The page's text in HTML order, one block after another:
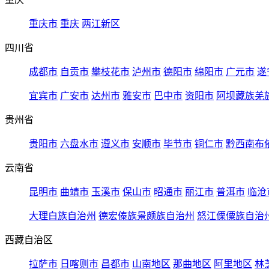
重庆市 重庆 两江新区
四川省
成都市 自贡市 攀枝花市 泸州市 德阳市 绵阳市 广元市 遂
宜宾市 广安市 达州市 雅安市 巴中市 资阳市 阿坝藏族羌
贵州省
贵阳市 六盘水市 遵义市 安顺市 毕节市 铜仁市 黔西南布
云南省
昆明市 曲靖市 玉溪市 保山市 昭通市 丽江市 普洱市 临
大理白族自治州 德宏傣族景颇族自治州 怒江傈僳族自治
西藏自治区
拉萨市 日喀则市 昌都市 山南地区 那曲地区 阿里地区 林